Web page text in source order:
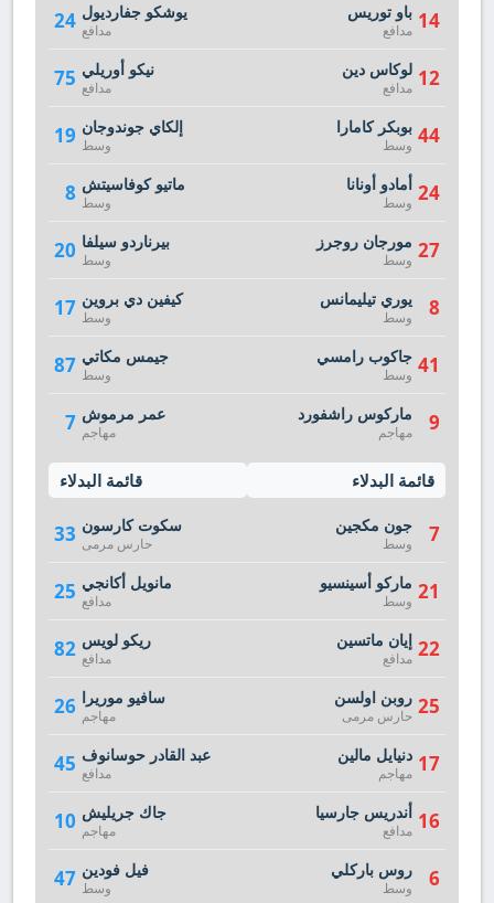
24 يوشكو جفارديول
مدافع
75 نيكو أوريلي
مدافع
19 إلكاي جوندوجان
وسط
8 ماتيو كوفاسيتش
وسط
20 بيرناردو سيلفا
وسط
17 كيفين دي بروين
وسط
87 جيمس مكاتي
وسط
7 عمر مرموش
مهاجم
قائمة البدلاء
33 سكوت كارسون
حارس مرمى
25 مانويل أكانجي
مدافع
82 ريكو لويس
مدافع
26 سافيو موريرا
مهاجم
45 عبد القادر حوسانوف
مدافع
10 جاك جريليش
مهاجم
47 فيل فودين
وسط
14 باو توريس
مدافع
12 لوكاس دين
مدافع
44 بوبكر كامارا
وسط
24 أمادو أونانا
وسط
27 مورجان روجرز
وسط
8 يوري تيليمانس
وسط
41 جاكوب رامسي
وسط
9 ماركوس راشفورد
مهاجم
قائمة البدلاء
7 جون مكجين
وسط
21 ماركو أسينسيو
وسط
22 إيان ماتسين
مدافع
25 روبن اولسن
حارس مرمى
17 دنيايل مالين
مهاجم
16 أندريس جارسيا
مدافع
6 روس باركلي
وسط